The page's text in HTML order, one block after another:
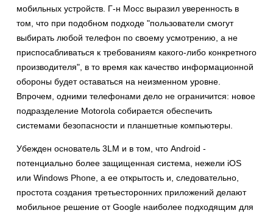
мобильных устройств. Г-н Мосс выразил уверенность в
том, что при подобном подходе "пользователи смогут
выбирать любой телефон по своему усмотрению, а не
приспосабливаться к требованиям какого-либо конкретного
производителя", в то время как качество информационной
обороны будет оставаться на неизменном уровне.
Впрочем, одними телефонами дело не ограничится: новое
подразделение Motorola собирается обеспечить
системами безопасности и планшетные компьютеры.
Убежден основатель 3LM и в том, что Android -
потенциально более защищенная система, нежели iOS
или Windows Phone, а ее открытость и, следовательно,
простота создания третьесторонних приложений делают
мобильное решение от Google наиболее подходящим для